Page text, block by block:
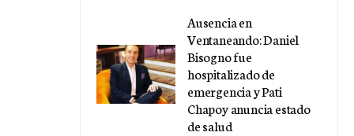
Ausencia en
Ventaneando: Daniel
Bisogno fue
hospitalizado de
emergencia y Pati
Chapoy anuncia estado
de salud